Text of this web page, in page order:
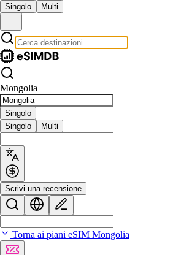
Singolo Multi
Mongolia
Singolo
Singolo
Multi
Scrivi una recensione
Torna ai piani eSIM Mongolia